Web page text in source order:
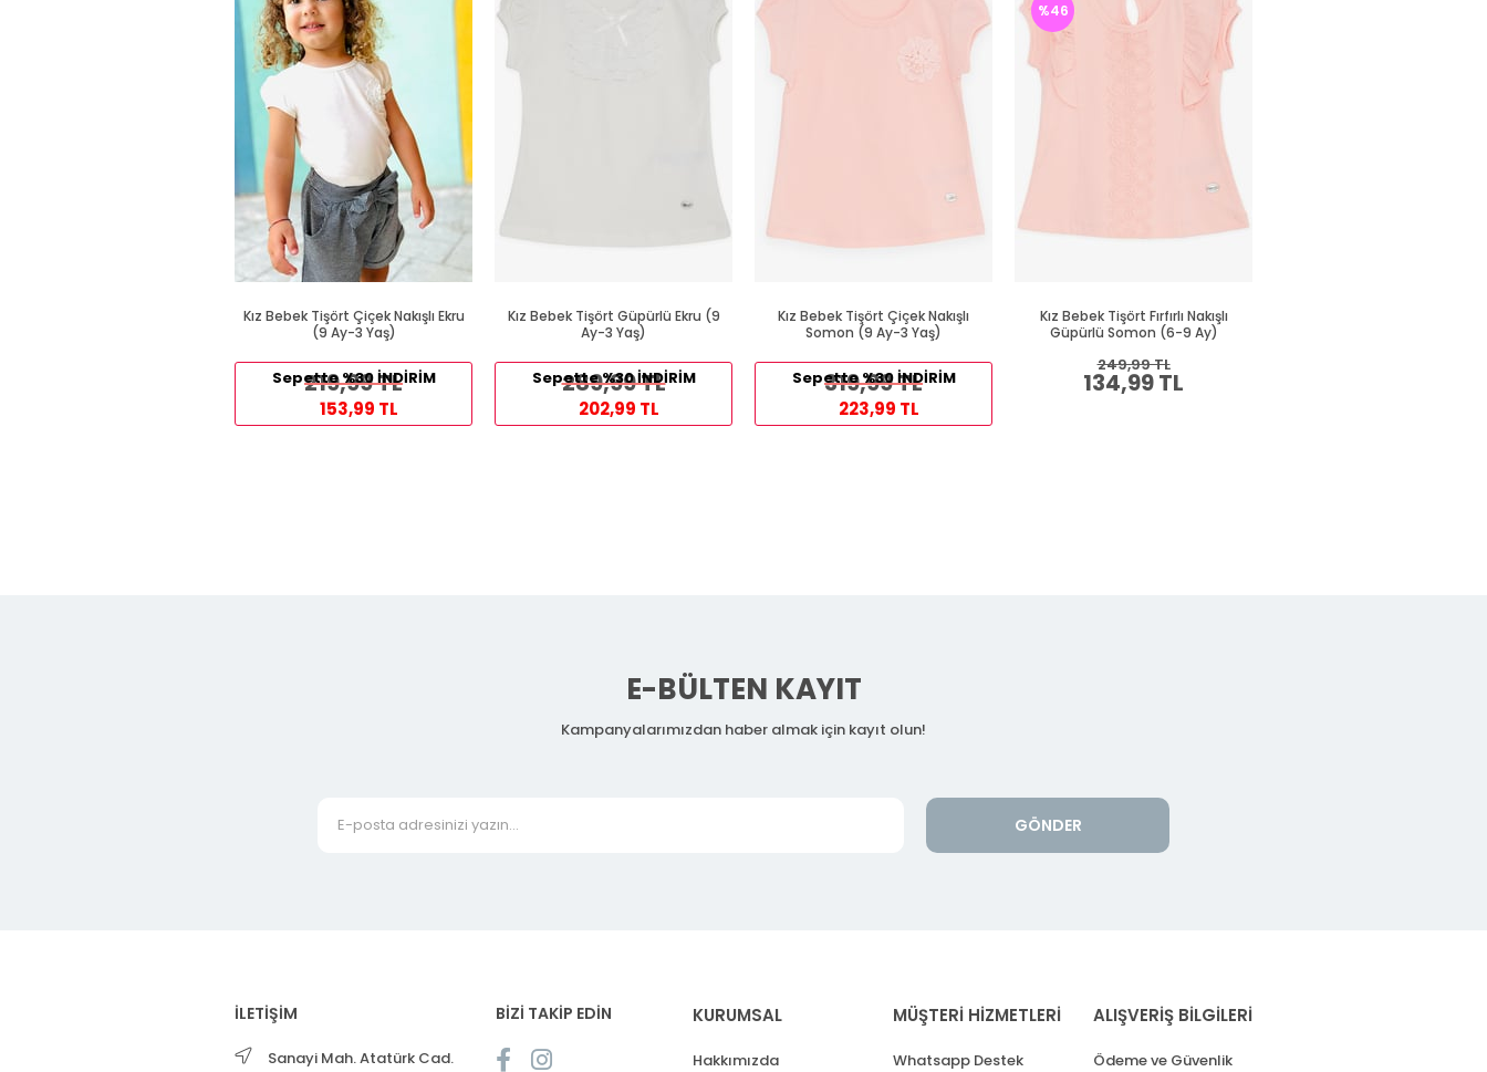
Kız Bebek Tişört Çiçek Nakışlı Ekru
(9 Ay-3 Yaş)
219,99 TL
Sepette %30 İNDİRİM
153,99 TL
Kız Bebek Tişört Güpürlü Ekru (9
Ay-3 Yaş)
289,99 TL
Sepette %30 İNDİRİM
202,99 TL
Kız Bebek Tişört Çiçek Nakışlı
Somon (9 Ay-3 Yaş)
319,99 TL
Sepette %30 İNDİRİM
223,99 TL
Kız Bebek Tişört Fırfırlı Nakışlı
Güpürlü Somon (6-9 Ay)
134,99 TL
249,99 TL
%46
E-BÜLTEN KAYIT
Kampanyalarımızdan haber almak için kayıt olun!
GÖNDER
İLETİŞİM
Sanayi Mah. Atatürk Cad.
BİZİ TAKİP EDİN KURUMSAL
Hakkımızda
MÜŞTERİ HİZMETLERİ
Whatsapp Destek
ALIŞVERİŞ BİLGİLERİ
Ödeme ve Güvenlik